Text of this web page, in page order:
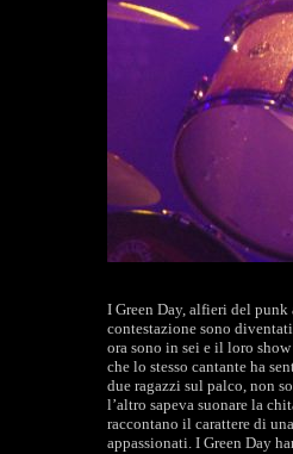
I Green Day, alfieri del
contestazione sono
ora sono in sei e il loro
che lo stesso cantante ha
due ragazzi sul palco, non
l’altro sapeva suonare la
raccontano il carattere di
appassionati. I Green Day